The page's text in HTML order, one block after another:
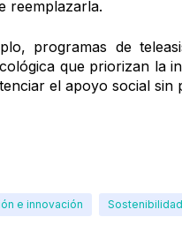
reemplazarla.
programas de
que priorizan la
el apoyo social sin
e innovación